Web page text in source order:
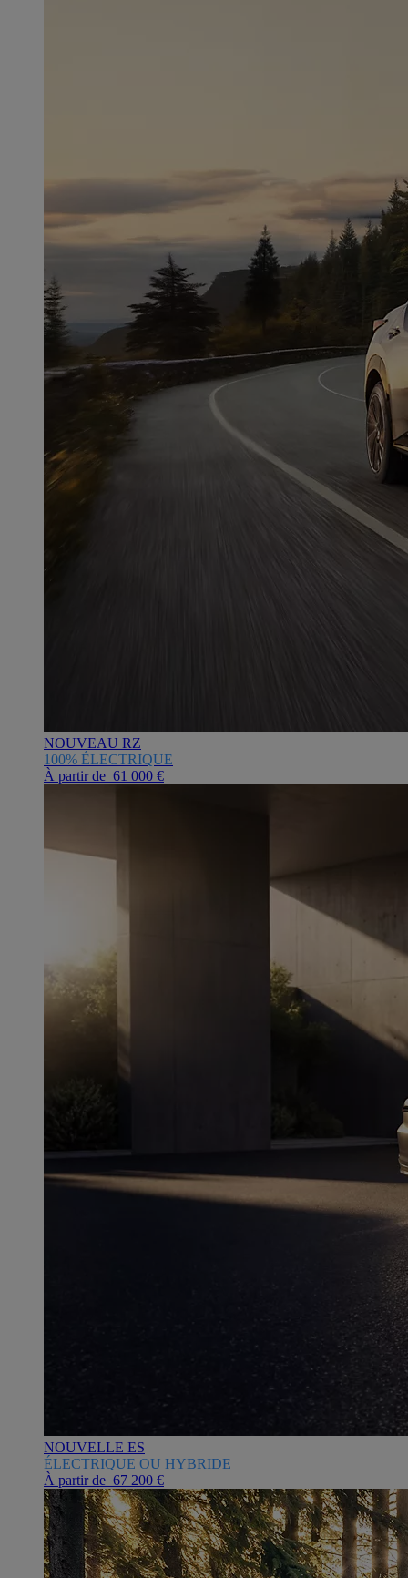
NOUVEAU RZ
100% ÉLECTRIQUE
À partir de 61 000 €
NOUVELLE ES
ÉLECTRIQUE OU HYBRIDE
À partir de 67 200 €